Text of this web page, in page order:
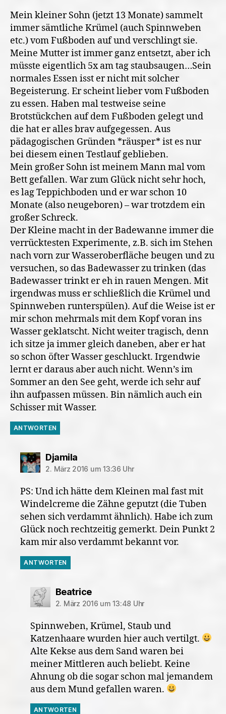
Mein kleiner Sohn (jetzt 13 Monate) sammelt
immer sämtliche Krümel (auch Spinnweben
etc.) vom Fußboden auf und verschlingt sie.
Meine Mutter ist immer ganz entsetzt, aber ich
müsste eigentlich 5x am tag staubsaugen…Sein
normales Essen isst er nicht mit solcher
Begeisterung. Er scheint lieber vom Fußboden
zu essen. Haben mal testweise seine
Brotstückchen auf dem Fußboden gelegt und
die hat er alles brav aufgegessen. Aus
pädagogischen Gründen *räusper* ist es nur
bei diesem einen Testlauf geblieben.
Mein großer Sohn ist meinem Mann mal vom
Bett gefallen. War zum Glück nicht sehr hoch,
es lag Teppichboden und er war schon 10
Monate (also neugeboren) – war trotzdem ein
großer Schreck.
Der Kleine macht in der Badewanne immer die
verrücktesten Experimente, z.B. sich im Stehen
nach vorn zur Wasseroberfläche beugen und zu
versuchen, so das Badewasser zu trinken (das
Badewasser trinkt er eh in rauen Mengen. Mit
irgendwas muss er schließlich die Krümel und
Spinnweben runterspülen). Auf die Weise ist er
mir schon mehrmals mit dem Kopf voran ins
Wasser geklatscht. Nicht weiter tragisch, denn
ich sitze ja immer gleich daneben, aber er hat
so schon öfter Wasser geschluckt. Irgendwie
lernt er daraus aber auch nicht. Wenn’s im
Sommer an den See geht, werde ich sehr auf
ihn aufpassen müssen. Bin nämlich auch ein
Schisser mit Wasser.
ANTWORTEN
Djamilasagt:
2. März 2016 um 13:36 Uhr
PS: Und ich hätte dem Kleinen mal fast mit
Windelcreme die Zähne geputzt (die Tuben
sehen sich verdammt ähnlich). Habe ich zum
Glück noch rechtzeitig gemerkt. Dein Punkt 2
kam mir also verdammt bekannt vor.
ANTWORTEN
Beatricesagt:
2. März 2016 um 13:48 Uhr
Spinnweben, Krümel, Staub und
Katzenhaare wurden hier auch vertilgt.
Alte Kekse aus dem Sand waren bei
meiner Mittleren auch beliebt. Keine
Ahnung ob die sogar schon mal jemandem
aus dem Mund gefallen waren.
ANTWORTEN